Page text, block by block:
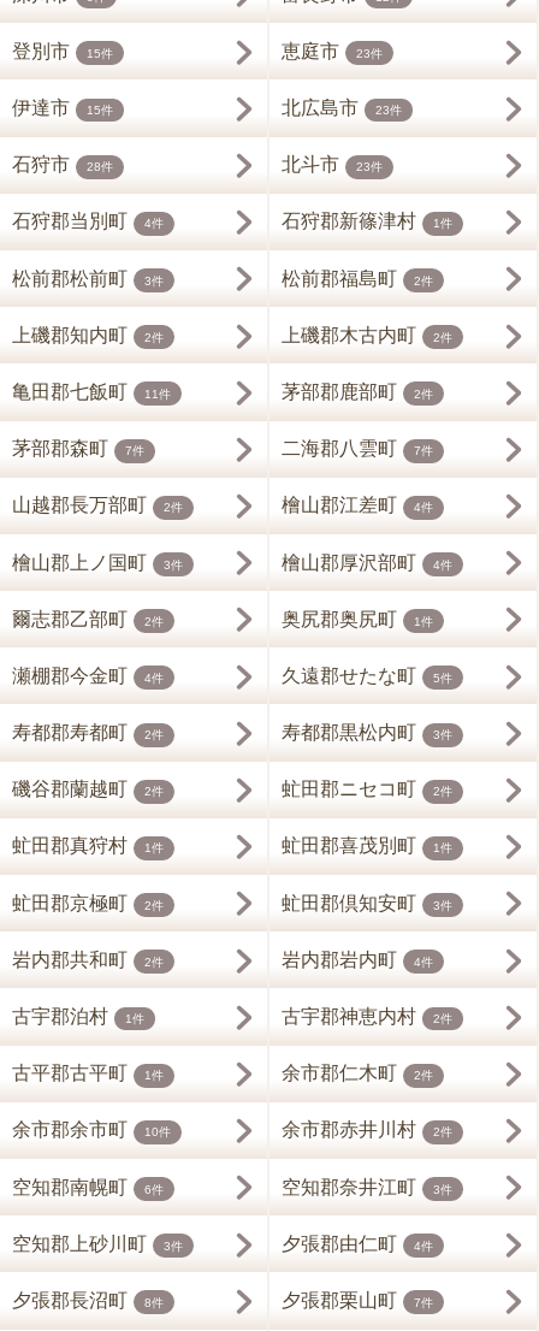
登別市 15件 恵庭市 23件
伊達市 15件 北広島市 23件
石狩市 28件 北斗市 23件
石狩郡当別町 4件 石狩郡新篠津村 1件
松前郡松前町 3件 松前郡福島町 2件
上磯郡知内町 2件 上磯郡木古内町 2件
亀田郡七飯町 11件 茅部郡鹿部町 2件
茅部郡森町 7件 二海郡八雲町 7件
山越郡長万部町 2件 檜山郡江差町 4件
檜山郡上ノ国町 3件 檜山郡厚沢部町 4件
爾志郡乙部町 2件 奥尻郡奥尻町 1件
瀬棚郡今金町 4件 久遠郡せたな町 5件
寿都郡寿都町 2件 寿都郡黒松内町 3件
磯谷郡蘭越町 2件 虻田郡ニセコ町 2件
虻田郡真狩村 1件 虻田郡喜茂別町 1件
虻田郡京極町 2件 虻田郡倶知安町 3件
岩内郡共和町 2件 岩内郡岩内町 4件
古宇郡泊村 1件 古宇郡神恵内村 2件
古平郡古平町 1件 余市郡仁木町 2件
余市郡余市町 10件 余市郡赤井川村 2件
空知郡南幌町 6件 空知郡奈井江町 3件
空知郡上砂川町 3件 夕張郡由仁町 4件
夕張郡長沼町 8件 夕張郡栗山町 7件